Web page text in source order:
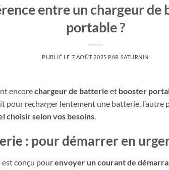
entre un chargeur de
portable ?
PUBLIÉ LE 7 AOÛT 2025 PAR SATURNIN
encorechargeur de batterie et booster
pour recharger lentement une batterie, l’autre
choisir selon vos besoins
: pour démarrer en
conçu pourenvoyer un courant de